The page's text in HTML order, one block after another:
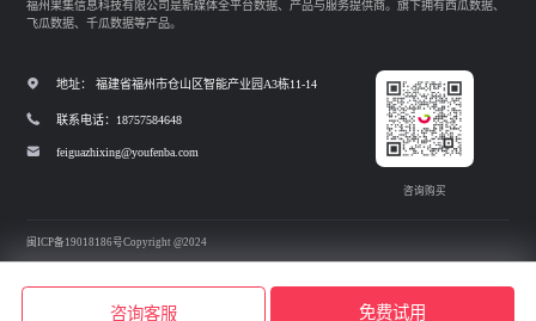
福州果集信息科技有限公司是新媒体全平台数据、产品与服务提供商。旗下拥有西瓜数据、
飞瓜数据、千瓜数据等产品。
地址： 福建省福州市仓山区智能产业园A3栋11-14
联系电话：18757584648
feiguazhixing@youfenba.com
咨询购买
闽ICP备19018186号Copyright @2024
咨询客服 免费试用